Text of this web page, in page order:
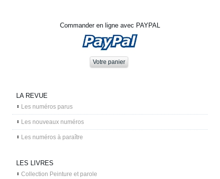
Commander en ligne avec PAYPAL
LA REVUE
Les numéros parus
Les nouveaux numéros
Les numéros à paraître
LES LIVRES
Collection Peinture et parole